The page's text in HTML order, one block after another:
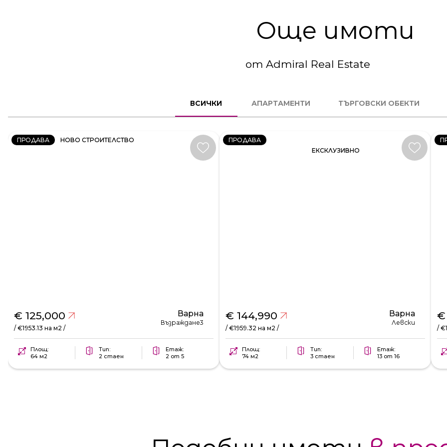
Още имоти
от Admiral Real Estate
ВСИЧКИ АПАРТАМЕНТИ ТЪРГОВСКИ ОБЕКТИ
ПРОДАВА НОВО СТРОИТЕЛСТВО
231606
€ 125,000
/ €1953.13 на м2 /
Варна
Възраждане3
Площ:
64 м2
Тип:
2 стаен
Етаж:
2 от 5
ПРОДАВА
ЕКСКЛУЗИВНО
231581
€ 144,990
/ €1959.32 на м2 /
Варна
Левски
Площ:
74 м2
Тип:
3 стаен
Етаж:
13 от 16
€
/